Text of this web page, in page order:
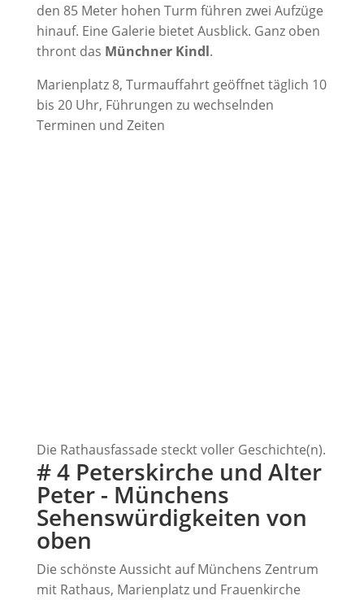
den 85 Meter hohen Turm führen zwei Aufzüge
hinauf. Eine Galerie bietet Ausblick. Ganz oben
thront das Münchner Kindl.
Marienplatz 8, Turmauffahrt geöffnet täglich 10
bis 20 Uhr, Führungen zu wechselnden
Terminen und Zeiten
Die Rathausfassade steckt voller Geschichte(n).
# 4 Peterskirche und Alter
Peter - Münchens
Sehenswürdigkeiten von
oben
Die schönste Aussicht auf Münchens Zentrum
mit Rathaus, Marienplatz und Frauenkirche